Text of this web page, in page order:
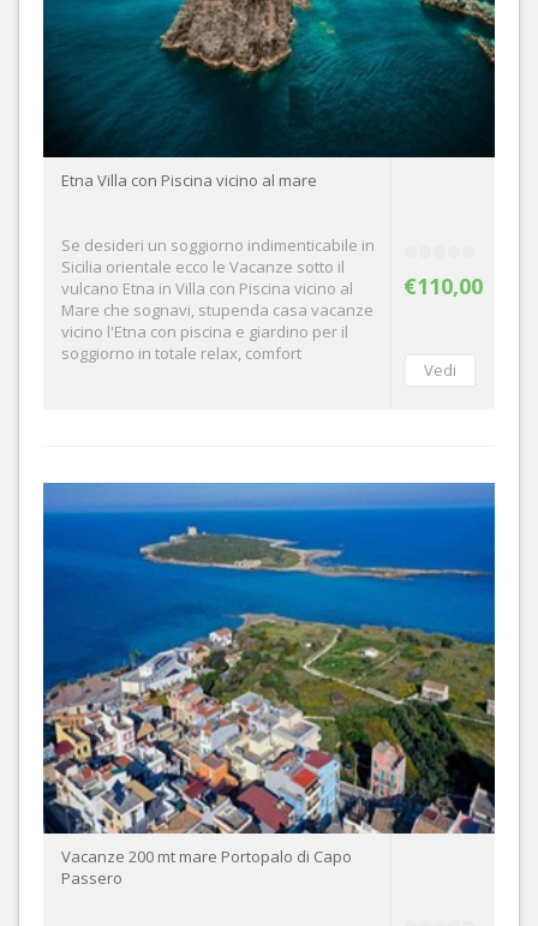
€110,00
Etna Villa con Piscina vicino al mare
Se desideri un soggiorno indimenticabile in
Sicilia orientale ecco le Vacanze sotto il
vulcano Etna in Villa con Piscina vicino al
Mare che sognavi, stupenda casa vacanze
vicino l'Etna con piscina e giardino per il
soggiorno in totale relax, comfort
Vacanze 200 mt mare Portopalo di Capo
Passero